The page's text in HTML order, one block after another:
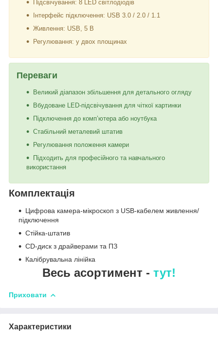
Підсвічування: 8 LED світлодіодів
Інтерфейс підключення: USB 3.0 / 2.0 / 1.1
Живлення: USB, 5 В
Регулювання: у двох площинах
Переваги
Великий діапазон збільшення для детального огляду
Вбудоване LED-підсвічування для чіткої картинки
Підключення до комп’ютера або ноутбука
Стабільний металевий штатив
Регулювання положення камери
Підходить для професійного та навчального
використання
Комплектація
Цифрова камера-мікроскоп з USB-кабелем живлення/
підключення
Стійка-штатив
CD-диск з драйверами та ПЗ
Калібрувальна лінійка
Весь асортимент - тут!
Приховати
Характеристики